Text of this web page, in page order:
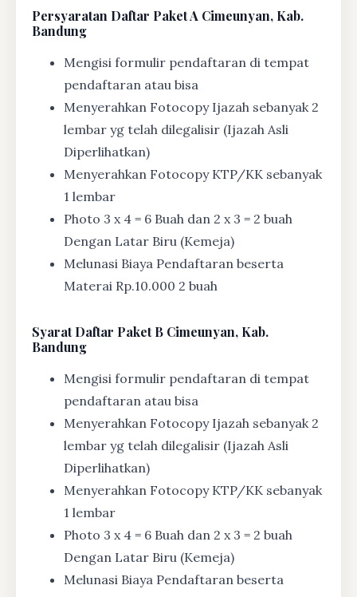
Persyaratan Daftar Paket A Cimeunyan, Kab.
Bandung
Mengisi formulir pendaftaran di tempat
pendaftaran atau bisa
Menyerahkan Fotocopy Ijazah sebanyak 2
lembar yg telah dilegalisir (Ijazah Asli
Diperlihatkan)
Menyerahkan Fotocopy KTP/KK sebanyak
1 lembar
Photo 3 x 4 = 6 Buah dan 2 x 3 = 2 buah
Dengan Latar Biru (Kemeja)
Melunasi Biaya Pendaftaran beserta
Materai Rp.10.000 2 buah
SyaratDaftar Paket B Cimeunyan, Kab.
Bandung
Mengisi formulir pendaftaran di tempat
pendaftaran atau bisa
Menyerahkan Fotocopy Ijazah sebanyak 2
lembar yg telah dilegalisir (Ijazah Asli
Diperlihatkan)
Menyerahkan Fotocopy KTP/KK sebanyak
1 lembar
Photo 3 x 4 = 6 Buah dan 2 x 3 = 2 buah
Dengan Latar Biru (Kemeja)
Melunasi Biaya Pendaftaran beserta